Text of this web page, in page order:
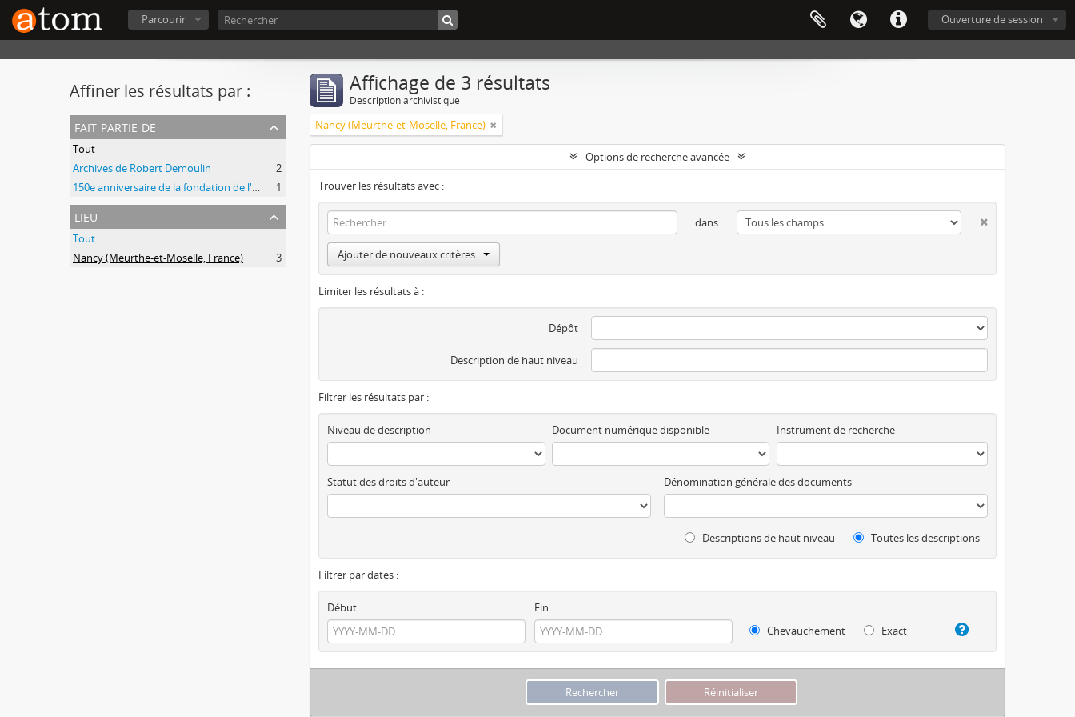
Ouverture de session
Parcourir
Affiner les résultats par :
fait partie de
Tout
Archives de Robert Demoulin
2
150e anniversaire de la fondation de l'Université de Liège
1
lieu
Tout
Nancy (Meurthe-et-Moselle, France)
3
Affichage de 3 résultats
Description archivistique
Nancy (Meurthe-et-Moselle, France)
Options de recherche avancée
Trouver les résultats avec :
dans
Ajouter de nouveaux critères
Limiter les résultats à :
Dépôt
Description de haut niveau
Filtrer les résultats par :
Niveau de description Document numérique disponible Instrument de recherche
Statut des droits d'auteur Dénomination générale des documents
Descriptions de haut niveau Toutes les descriptions
Filtrer par dates :
Début
Fin
Chevauchement
Exact